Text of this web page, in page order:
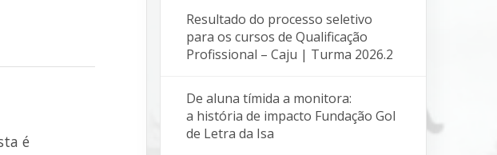
é
Resultado do processo seletivo
para os cursos de Qualificação
Profissional – Caju | Turma 2026.2
De aluna tímida a monitora:
a história de impacto Fundação Gol
de Letra da Isa